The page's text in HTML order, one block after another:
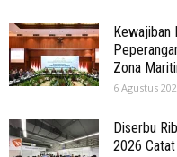
Kewajiban
Zona
6 Agustus
Diserbu
2026